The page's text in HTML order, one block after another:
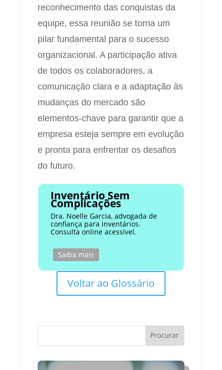
reconhecimento das conquistas da
equipe, essa reunião se torna um
pilar fundamental para o sucesso
organizacional. A participação ativa
de todos os colaboradores, a
comunicação clara e a adaptação às
mudanças do mercado são
elementos-chave para garantir que a
empresa esteja sempre em evolução
e pronta para enfrentar os desafios
do futuro.
Inventário Sem
Complicações
Dra. Noelle Garcia, advogada de
confiança para inventários.
Consulta online acessível.
Saiba mais
Voltar ao Glossário